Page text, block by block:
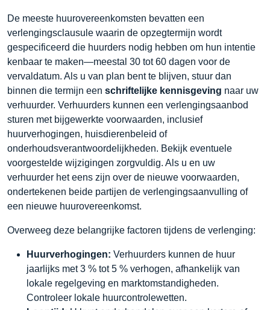
De meeste huurovereenkomsten bevatten een
verlengingsclausule waarin de opzegtermijn wordt
gespecificeerd die huurders nodig hebben om hun intentie
kenbaar te maken—meestal 30 tot 60 dagen voor de
vervaldatum. Als u van plan bent te blijven, stuur dan
binnen die termijn een schriftelijke kennisgeving naar uw
verhuurder. Verhuurders kunnen een verlengingsaanbod
sturen met bijgewerkte voorwaarden, inclusief
huurverhogingen, huisdierenbeleid of
onderhoudsverantwoordelijkheden. Bekijk eventuele
voorgestelde wijzigingen zorgvuldig. Als u en uw
verhuurder het eens zijn over de nieuwe voorwaarden,
ondertekenen beide partijen de verlengingsaanvulling of
een nieuwe huurovereenkomst.
Overweeg deze belangrijke factoren tijdens de verlenging:
Huurverhogingen: Verhuurders kunnen de huur
jaarlijks met 3 % tot 5 % verhogen, afhankelijk van
lokale regelgeving en marktomstandigheden.
Controleer lokale huurcontrolewetten.